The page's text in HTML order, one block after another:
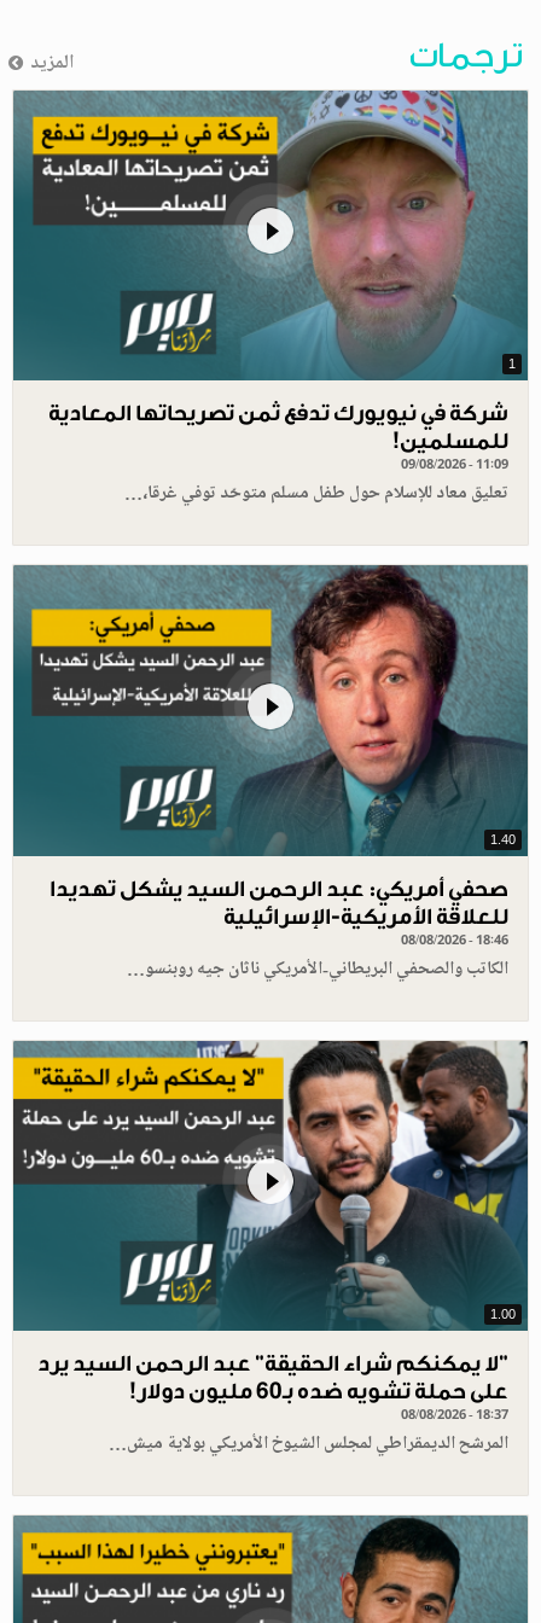
ترجمات المزيد
1
شركة في نيويورك تدفع ثمن تصريحاتها المعادية
للمسلمين!
09/08/2026 - 11:09
تعليق معاد للإسلام حول طفل مسلم متوحّد توفي غرقا،…
1.40
صحفي أمريكي: عبد الرحمن السيد يشكل تهديدا
للعلاقة الأمريكية-الإسرائيلية
08/08/2026 - 18:46
الكاتب والصحفي البريطاني-الأمريكي ناثان جيه روبنسو…
1.00
"لا يمكنكم شراء الحقيقة" عبد الرحمن السيد يرد
على حملة تشويه ضده بـ60 مليون دولار!
08/08/2026 - 18:37
المرشح الديمقراطي لمجلس الشيوخ الأمريكي بولاية ميش…